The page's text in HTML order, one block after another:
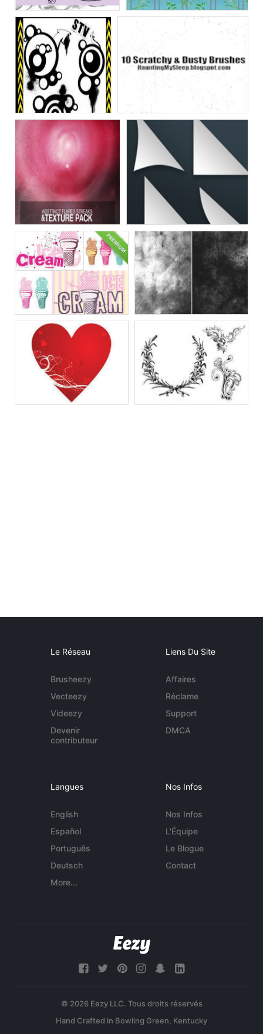
Le Réseau
Brusheezy
Vecteezy
Videezy
Devenir
contributeur
Liens Du Site
Affaires
Réclame
Support
DMCA
Langues
English
Español
Português
Deutsch
More...
Nos Infos
Nos Infos
L'Équipe
Le Blogue
Contact
© 2026 Eezy LLC. Tous droits réservés